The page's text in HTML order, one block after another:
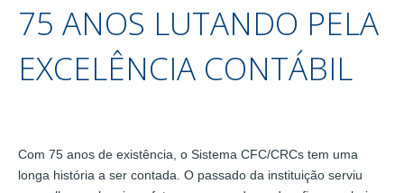
75 ANOS LUTANDO PELA
EXCELÊNCIA CONTÁBIL
Com 75 anos de existência, o Sistema CFC/CRCs tem uma
longa história a ser contada. O passado da instituição serviu